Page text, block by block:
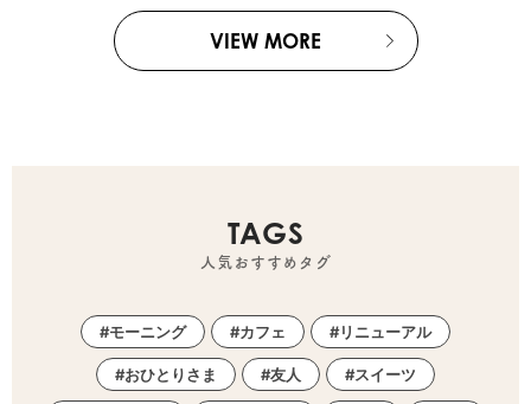
VIEW MORE
TAGS
人気おすすめタグ
モーニング カフェ リニューアル
おひとりさま 友人 スイーツ